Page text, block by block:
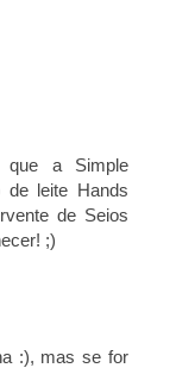
que a Simple
leite Hands
de Seios
;)
:), mas se for